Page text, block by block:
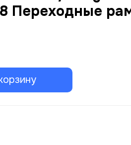
Переходные